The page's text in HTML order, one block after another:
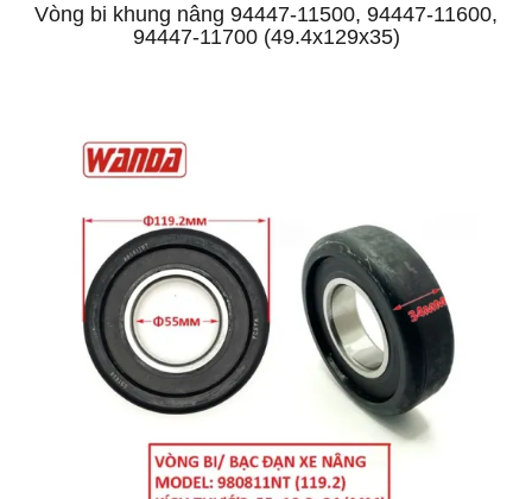
Vòng bi khung nâng 94447-11500, 94447-11600,
94447-11700 (49.4x129x35)